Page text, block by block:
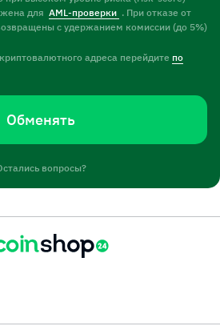
для AML-проверки . При отказе от
с удержанием комиссии (до 5%)
адреса перейдите по
Обменять
вопросы?